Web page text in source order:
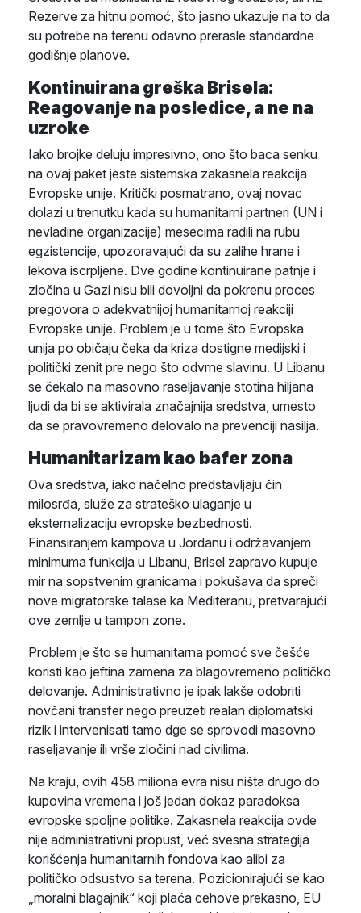
Rezerve za hitnu pomoć, što jasno ukazuje na to da
su potrebe na terenu odavno prerasle standardne
godišnje planove.
Kontinuirana greška Brisela:
Reagovanje na posledice, a ne na
uzroke
Iako brojke deluju impresivno, ono što baca senku
na ovaj paket jeste sistemska zakasnela reakcija
Evropske unije. Kritički posmatrano, ovaj novac
dolazi u trenutku kada su humanitarni partneri (UN i
nevladine organizacije) mesecima radili na rubu
egzistencije, upozoravajući da su zalihe hrane i
lekova iscrpljene. Dve godine kontinuirane patnje i
zločina u Gazi nisu bili dovoljni da pokrenu proces
pregovora o adekvatnijoj humanitarnoj reakciji
Evropske unije. Problem je u tome što Evropska
unija po običaju čeka da kriza dostigne medijski i
politički zenit pre nego što odvrne slavinu. U Libanu
se čekalo na masovno raseljavanje stotina hiljana
ljudi da bi se aktivirala značajnija sredstva, umesto
da se pravovremeno delovalo na prevenciji nasilja.
Humanitarizam kao bafer zona
Ova sredstva, iako načelno predstavljaju čin
milosrđa, služe za strateško ulaganje u
eksternalizaciju evropske bezbednosti.
Finansiranjem kampova u Jordanu i održavanjem
minimuma funkcija u Libanu, Brisel zapravo kupuje
mir na sopstvenim granicama i pokušava da spreči
nove migratorske talase ka Mediteranu, pretvarajući
ove zemlje u tampon zone.
Problem je što se humanitarna pomoć sve češće
koristi kao jeftina zamena za blagovremeno političko
delovanje. Administrativno je ipak lakše odobriti
novčani transfer nego preuzeti realan diplomatski
rizik i intervenisati tamo dge se sprovodi masovno
raseljavanje ili vrše zločini nad civilima.
Na kraju, ovih 458 miliona evra nisu ništa drugo do
kupovina vremena i još jedan dokaz paradoksa
evropske spoljne politike. Zakasnela reakcija ovde
nije administrativni propust, već svesna strategija
korišćenja humanitarnih fondova kao alibi za
političko odsustvo sa terena. Pozicionirajući se kao
„moralni blagajnik“ koji plaća cehove prekasno, EU